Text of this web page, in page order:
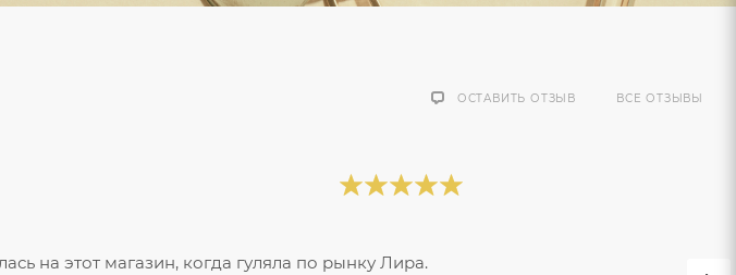
ВСЕ ОТЗЫВЫ
ОСТАВИТЬ ОТЗЫВ
на этот магазин, когда гуляла по рынку Лира.